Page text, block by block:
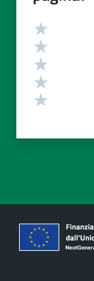
Valutazione